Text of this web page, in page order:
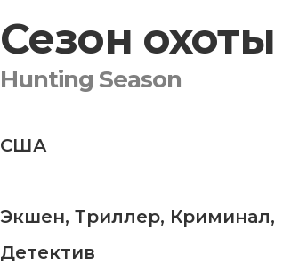
Сезон охоты
Hunting Season
США
Экшен, Триллер, Криминал,
Детектив